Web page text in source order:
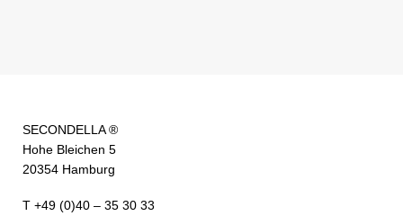
SECONDELLA ®
Hohe Bleichen 5
20354 Hamburg
T +49 (0)40 – 35 30 33